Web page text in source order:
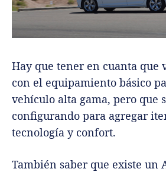
Hay que tener en cuanta que
con el equipamiento básico
vehículo alta gama, pero que
configurando para agregar
tecnología y confort.
También saber que existe un